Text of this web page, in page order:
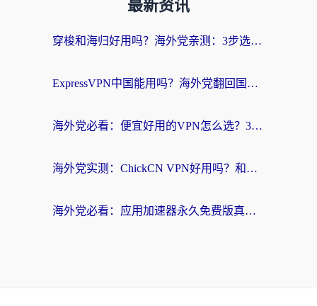
最新资讯
穿梭和海归好用吗？海外党亲测：3步选对回国加速器，无缝刷国内剧玩手游
ExpressVPN中国能用吗？海外党翻回国内的加速器选择指南（附番茄加速器实测）
海外党必看：便宜好用的VPN怎么选？3步解决回国访问难题+Steam改区技巧
海外党实测：ChickCN VPN好用吗？和OurPlay VPN对比哪个回国效果更好？附避坑指南
海外党必看：应用加速器永久免费版真的靠谱吗？教你选对回国加速器无缝刷国内资源